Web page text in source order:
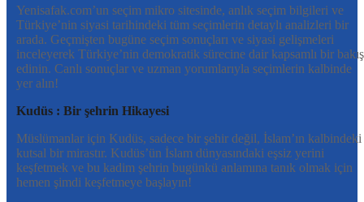
Yenisafak.com’un seçim mikro sitesinde, anlık seçim bilgileri ve
Türkiye’nin siyasi tarihindeki tüm seçimlerin detaylı analizleri bir
arada. Geçmişten bugüne seçim sonuçları ve siyasi gelişmeleri
inceleyerek Türkiye’nin demokratik sürecine dair kapsamlı bir bakış
edinin. Canlı sonuçlar ve uzman yorumlarıyla seçimlerin kalbinde
yer alın!
Kudüs : Bir şehrin Hikayesi
Müslümanlar için Kudüs, sadece bir şehir değil, İslam’ın kalbindeki
kutsal bir mirastır. Kudüs’ün İslam dünyasındaki eşsiz yerini
keşfetmek ve bu kadim şehrin bugünkü anlamına tanık olmak için
hemen şimdi keşfetmeye başlayın!